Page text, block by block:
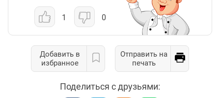
1 0
Добавить в
избранное
Отправить на
печать
Поделиться с друзьями: